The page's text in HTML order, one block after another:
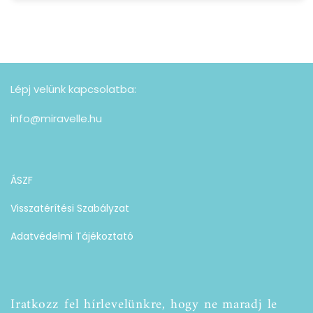
Lépj velünk kapcsolatba:
info@miravelle.hu
ÁSZF
Visszatérítési Szabályzat
Adatvédelmi Tájékoztató
Iratkozz fel hírlevelünkre, hogy ne maradj le